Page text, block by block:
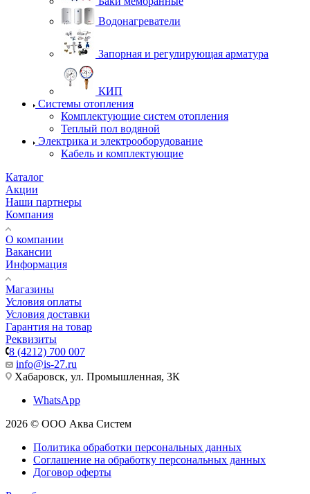
Водонагреватели
Запорная и регулирующая арматура
КИП
Системы отопления
Комплектующие систем отопления
Теплый пол водяной
Электрика и электрооборудование
Кабель и комплектующие
Каталог
Акции
Наши партнеры
Компания
О компании
Вакансии
Информация
Магазины
Условия оплаты
Условия доставки
Гарантия на товар
Реквизиты
8 (4212) 700 007
info@is-27.ru
Хабаровск, ул. Промышленная, 3К
WhatsApp
2026 © ООО Аква Систем
Политика обработки персональных данных
Соглашение на обработку персональных данных
Договор оферты